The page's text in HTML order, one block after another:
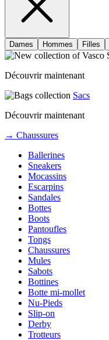
Dames Hommes Filles
Découvrir maintenant
Sacs
Découvrir maintenant
→ Chaussures
Ballerines
Sneakers
Mocassins
Escarpins
Sandales
Bottes
Boots
Pantoufles
Tongs
Chaussures
Mules
Sabots
Bottines
Botte mi-mollet
Nu-Pieds
Slip-on
Derby
Trotteurs